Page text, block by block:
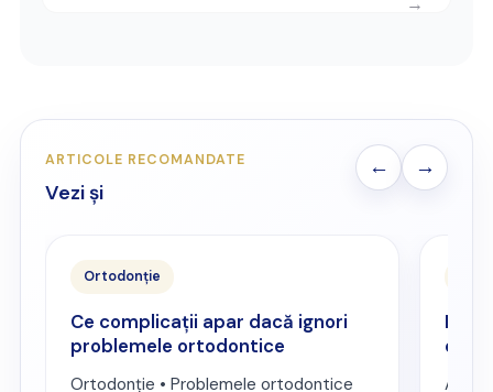
ARTICOLE RECOMANDATE
Vezi și
← →
Ortodonție
Ce complicații apar dacă ignori
problemele ortodontice
Ortodonție • Problemele ortodontice
osul
Află